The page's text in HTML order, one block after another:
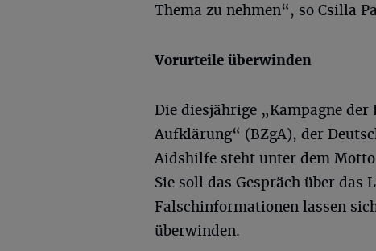
Thema zu nehmen“, so Csilla
Vorurteile überwinden
Die diesjährige „Kampagne
Aufklärung“ (BZgA), der
Aidshilfe steht unter dem
Sie soll das Gespräch über das
Falschinformationen lassen
überwinden.